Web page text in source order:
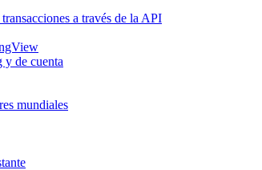
a través de la API
y de cuenta
mundiales